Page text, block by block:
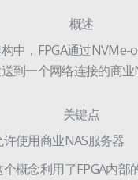
概述
中，FPGA通过NVMe-
到一个网络连接的商业
关键点
许使用商业NAS服务器
个概念利用了FPGA内部